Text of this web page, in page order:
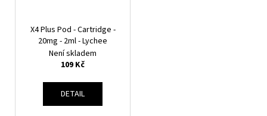
X4 Plus Pod - Cartridge -
20mg - 2ml - Lychee
Není skladem
109 Kč
DETAIL